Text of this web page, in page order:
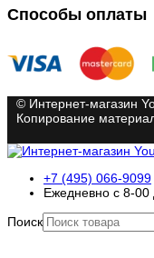
Способы оплаты
© Интернет-магазин
Копирование
+7 (495) 066-9099
Ежедневно с 8-00
Поиск